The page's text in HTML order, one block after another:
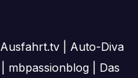
Ausfahrt.tv
Auto-Diva
mbpassionblog
Das